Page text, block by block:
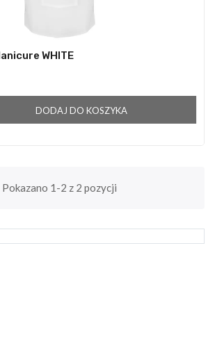
WHITE
DODAJ DO KOSZYKA
Pokazano 1-2 z 2 pozycji